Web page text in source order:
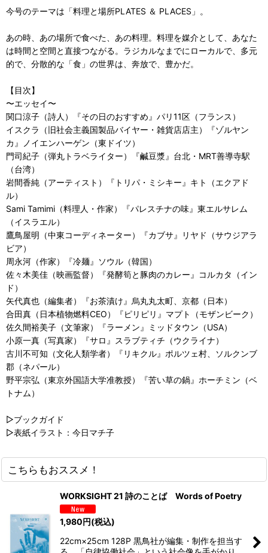
今号のテーマは「料理と場所PLATES ＆ PLACES」。
あの時、あの場所で食べた、あの料理。料理を媒介として、あなた
は時間と空間と直接つながる。ラジカルなまでにローカルで、多元
的で、分散的な「食」の世界は、奔放で、豊かだ。
【目次】
〜エッセイ〜
関口涼子（詩人）『その日のおすすめ』パリ11区（フランス）
イスクラ（旧社会主義国製品バイヤー・雑貨店店主）『ゾルヤン
カ』ノイエンハーゲン（東ドイツ）
門司紀子（弾丸トラベライター）『鹹豆漿』台北・MRT善導寺駅
（台湾）
岩間香純（アーティスト）『トリパ・ミシキー』キト（エクアド
ル）
Sami Tamimi（料理人・作家）『パレスチナの味』東エルサレム
（イスラエル）
鷹鳥屋明（中東コーディネーター）『カブサ』リヤド（サウジアラ
ビア）
周永河（作家）『冷麺』ソウル（韓国）
佐々木美佳（映画監督）『発酵筍と豚肉のカレー』コルカタ（イン
ド）
矢代真也（編集者）『お茶漬け』烏丸丸太町、京都（日本）
合田真（日本植物燃料CEO）『ピリピリ』マプト（モザンビーク）
佐久間裕美子（文筆家）『ラーメン』ミッドタウン（USA）
小原一真（写真家）『サロ』スラブティチ（ウクライナ）
古川不可知（文化人類学者）『リキクル』ポルツェ村、ソルクンブ
郡（ネパール）
野平宗弘（東京外国語大学准教授）『苦い草の鍋』ホーチミン（ベ
トナム）
▷ブックガイド
▷表紙イラスト：今日マチ子
こちらもおススメ！
WORKSIGHT 21 詩のことば Words of Poetry
1,980円(税込)
22cm×25cm 128P 黒鳥社が編集・制作を担当す